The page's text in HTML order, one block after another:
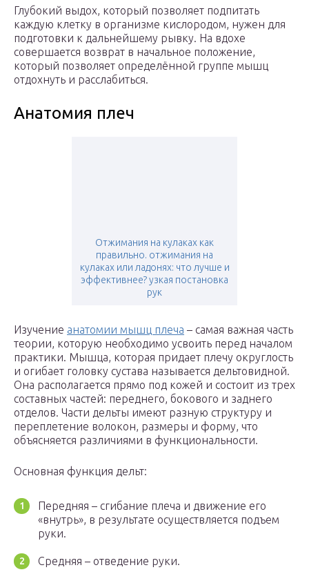
Глубокий выдох, который позволяет подпитать
каждую клетку в организме кислородом, нужен для
подготовки к дальнейшему рывку. На вдохе
совершается возврат в начальное положение,
который позволяет определённой группе мышц
отдохнуть и расслабиться.
Анатомия плеч
Отжимания на кулаках как
правильно. отжимания на
кулаках или ладонях: что лучше и
эффективнее? узкая постановка
рук
Изучение анатомии мышц плеча – самая важная часть
теории, которую необходимо усвоить перед началом
практики. Мышца, которая придает плечу округлость
и огибает головку сустава называется дельтовидной.
Она располагается прямо под кожей и состоит из трех
составных частей: переднего, бокового и заднего
отделов. Части дельты имеют разную структуру и
переплетение волокон, размеры и форму, что
объясняется различиями в функциональности.
Основная функция дельт:
Передняя – сгибание плеча и движение его
«внутрь», в результате осуществляется подъем
руки.
Средняя – отведение руки.